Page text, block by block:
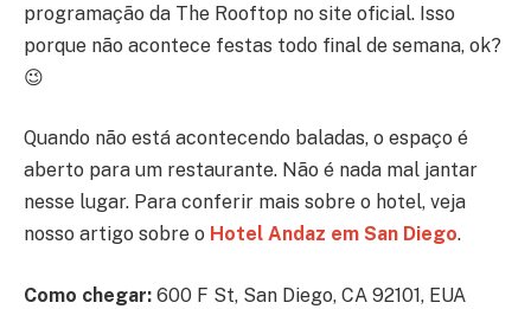
programação da The Rooftop no site oficial. Isso
porque não acontece festas todo final de semana, ok?
😉
Quando não está acontecendo baladas, o espaço é
aberto para um restaurante. Não é nada mal jantar
nesse lugar. Para conferir mais sobre o hotel, veja
nosso artigo sobre o Hotel Andaz em San Diego.
Como chegar: 600 F St, San Diego, CA 92101, EUA